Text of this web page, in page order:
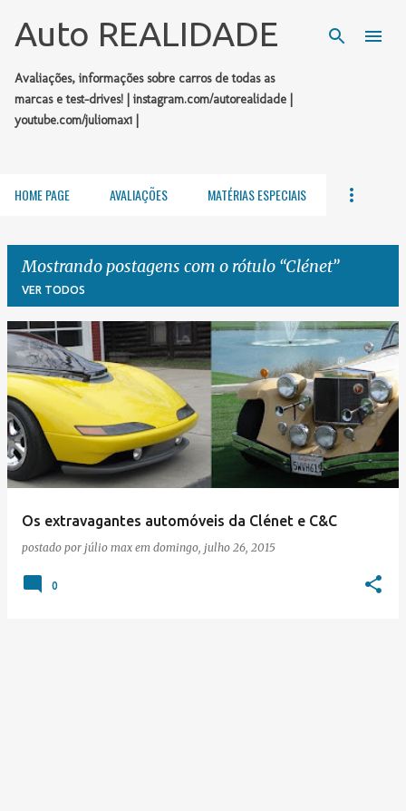
Pular para o conteúdo principal
Auto REALIDADE
Avaliações, informações sobre carros de todas as
marcas e test-drives! | instagram.com/autorealidade |
youtube.com/juliomax1 |
HOME PAGE AVALIAÇÕES MATÉRIAS ESPECIAIS
Mostrando postagens com o rótulo Clénet
VER TODOS
P
o
s
t
a
g
Os extravagantes automóveis da Clénet e C&C
postado por júlio max em domingo, julho 26, 2015
0